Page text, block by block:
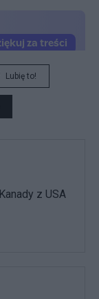
Lubię to!
z USA